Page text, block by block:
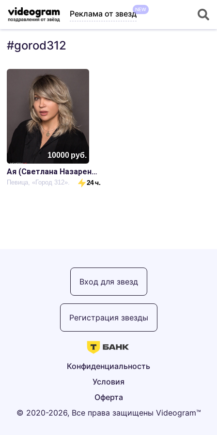
Реклама от звездNEW
#gorod312
10000руб.
Ая (Светлана Назаренко)
Певица, «Город 312». 24 ч.
© 2020-2026, Все права защищены Videogram™
Оферта
Условия
Конфиденциальность
Регистрация звезды
Вход для звезд